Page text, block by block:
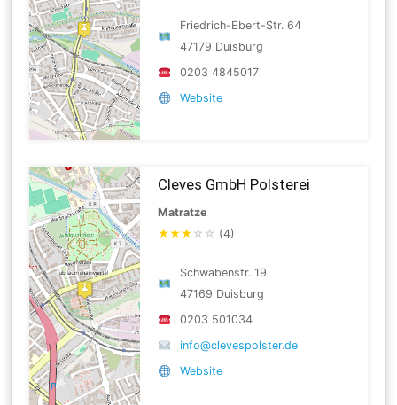
Friedrich-Ebert-Str. 64
47179 Duisburg
0203 4845017
Website
Cleves GmbH Polsterei
Matratze
★★★ ☆ ☆ (4)
Schwabenstr. 19
47169 Duisburg
0203 501034
info@clevespolster.de
Website